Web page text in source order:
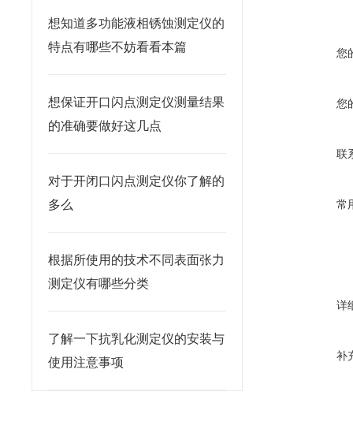
想知道多功能液相锈蚀测定仪的
特点有哪些不妨看看本篇
想保证开口闪点测定仪测量结果
的准确要做好这几点
对于开闭口闪点测定仪你了解的
多么
根据所使用的技术不同表面张力
测定仪有哪些分类
了解一下抗乳化测定仪的安装与
使用注意事项
您
您
联
常
详
补